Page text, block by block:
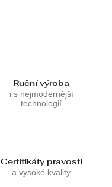
Ruční výroba
i s nejmodernější
technologií
Certifikáty pravosti
a vysoké kvality